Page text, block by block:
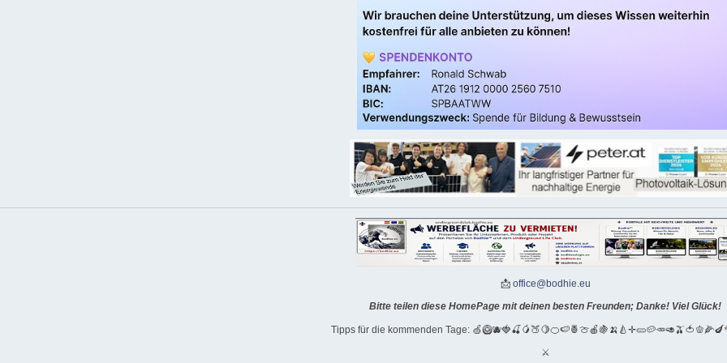
📩 office@bodhie.eu
Bitte teilen diese HomePage mit deinen besten Freunden; Danke! Viel Glück!
Tipps für die kommenden Tage:
⚔